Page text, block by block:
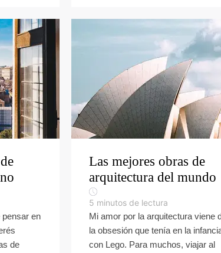
pensar en
de
Las mejores obras de
arquitectura del mundo
5 minutos de lectura
Mi amor por la arquitectura viene
la obsesión que tenía en la
con Lego. Para muchos, viajar al